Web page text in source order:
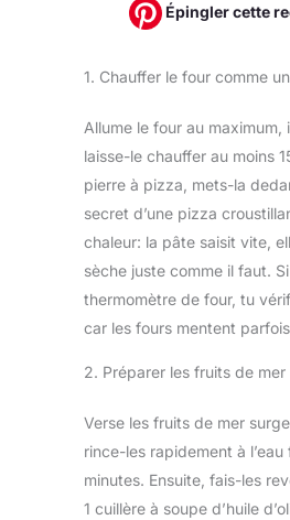
Épingler cette
1. Chauffer le four comme
Allume le four au maximum,
laisse-le chauffer au moins
pierre à pizza, mets-la
secret d’une pizza
chaleur: la pâte saisit vite,
sèche juste comme il faut.
thermomètre de four, tu
car les fours mentent
2. Préparer les fruits de
Verse les fruits de mer
rince-les rapidement à
minutes. Ensuite, fais-les
1 cuillère à soupe d’huile